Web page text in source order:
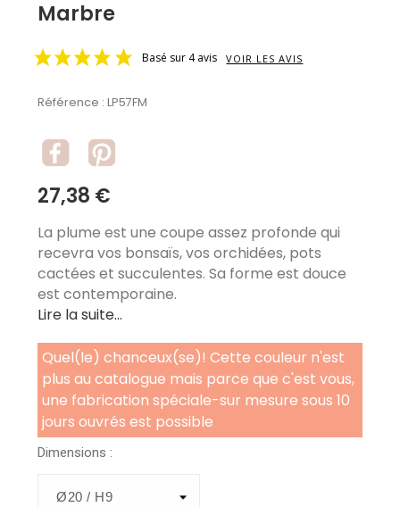
Marbre
Basé sur 4 avis VOIR LES AVIS
Référence :LP57FM
27,38 €
La plume est une coupe assez profonde qui
recevra vos bonsaïs, vos orchidées, pots
cactées et succulentes. Sa forme est douce
est contemporaine.
Lire la suite...
Quel(le) chanceux(se)! Cette couleur n'est
plus au catalogue mais parce que c'est vous,
une fabrication spéciale-sur mesure sous 10
jours ouvrés est possible
Dimensions :